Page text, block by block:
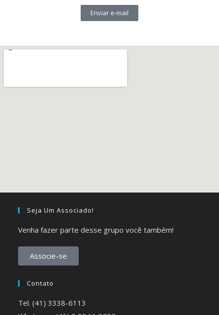
Enviar e-mail
Seja Um Associado!
Venha fazer parte desse grupo você também!
Associe-se
Contato
Tel. (41) 3338-6113